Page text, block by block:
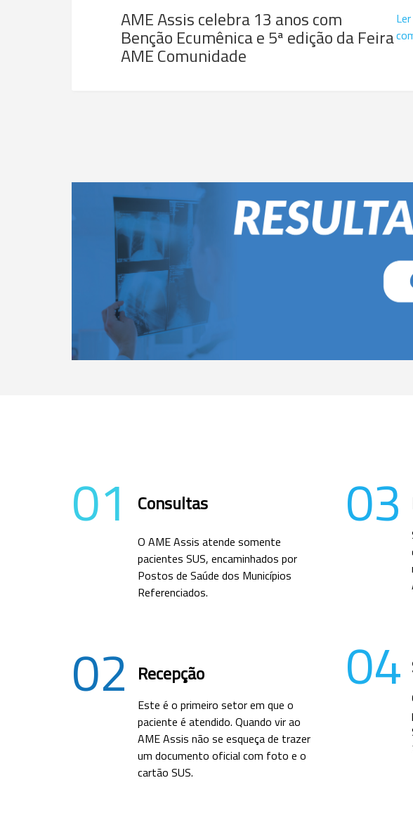
AME Assis celebra 13 anos com
Benção Ecumênica e 5ª edição da Feira
AME Comunidade
Ler
01 Consultas
O AME Assis atende somente
pacientes SUS, encaminhados por
Postos de Saúde dos Municípios
Referenciados.
02 Recepção
Este é o primeiro setor em que o
paciente é atendido. Quando vir ao
AME Assis não se esqueça de trazer
um documento oficial com foto e o
cartão SUS.
03
04